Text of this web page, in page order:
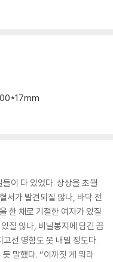
이 다 있었다. 상상을 초월
서가 발견되질 않나, 바닥 전
한 채로 기절한 여자가 있질
질 않나, 비닐봉지에 담긴 끔
선 명함도 못 내밀 정도다.
말했다. “이까짓 게 뭐라